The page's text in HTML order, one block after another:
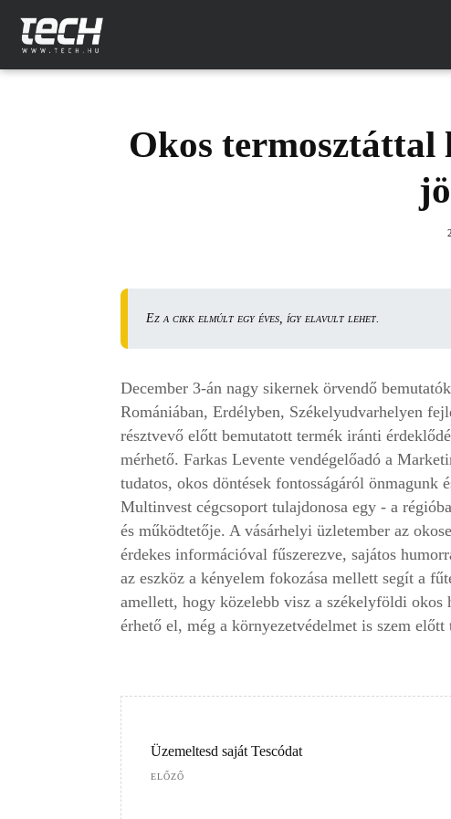
Okos
Ez a cikk elmúlt egy éves, így elavult lehet.
December 3-án nagy sikernek örvendő
Romániában, Erdélyben, Székelyudvarhelyen
résztvevő előtt bemutatott termék iránti
mérhető. Farkas Levente vendégelőadó a
tudatos, okos döntések fontosságáról
Multinvest cégcsoport tulajdonosa egy -­ a
és működtetője. A vásárhelyi üzletember az
érdekes információval fűszerezve, sajátos
az eszköz a kényelem fokozása mellett segít a
amellett, hogy közelebb visz a székelyföldi okos
érhető el, még a környezetvédelmet is szem előtt
Üzemeltesd saját Tescódat
ELŐZŐ